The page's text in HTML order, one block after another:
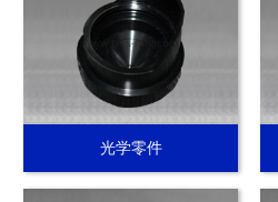
光学零件